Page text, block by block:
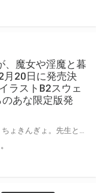
、魔女や淫魔と暮
月20日に発売決
ラストB2スウェ
あな限定版発